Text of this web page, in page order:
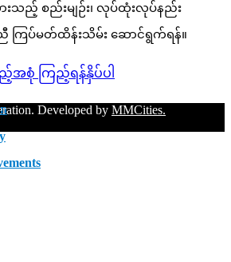
သည့် စည်းမျဉ်း၊ လုပ်ထုံးလုပ်နည်း
ညီ ကြပ်မတ်ထိန်းသိမ်း ဆောင်ရွက်ရန်။
အစုံ ကြည့်ရန်နှိပ်ပါ
Developed by MMCities.